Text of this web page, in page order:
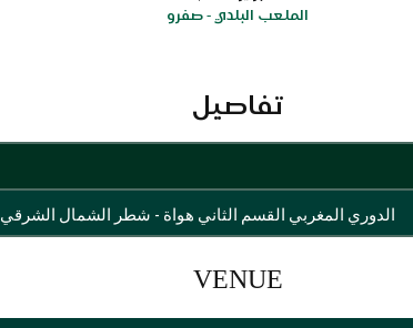
الملعب البلدي - صفرو
تفاصيل
الدوري المغربي القسم الثاني هواة - شطر الشمال الشرقي
VENUE